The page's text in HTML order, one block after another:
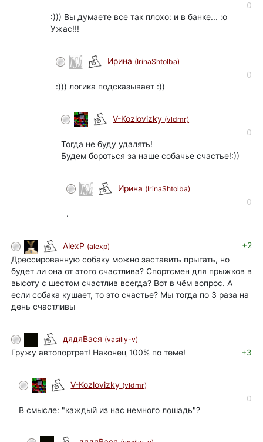
0
:))) Вы думаете все так плохо: и в банке... :о
Ужас!!!
Ирина (IrinaShtolba)
0
:))) логика подсказывает :))
V-Kozlovizky (vldmr)
0
Тогда не буду удалять!
Будем бороться за наше собачье счастье!:))
Ирина (IrinaShtolba)
0
.
AlexP (alexp)
+2
Дрессированную собаку можно заставить прыгать, но
будет ли она от этого счастлива? Спортсмен для прыжков в
высоту с шестом счастлив всегда? Вот в чём вопрос. А
если собака кушает, то это счастье? Мы тогда по 3 раза на
день счастливы
дядяВася (vasiliy-v)
+3
Гружу автопортрет! Наконец 100% по теме!
V-Kozlovizky (vldmr)
0
В смысле: "каждый из нас немного лошадь"?